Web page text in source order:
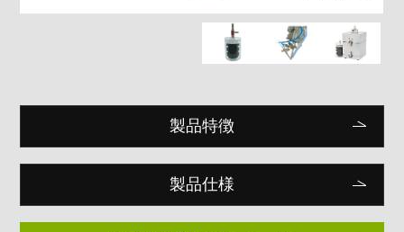
製品特徴
製品仕様